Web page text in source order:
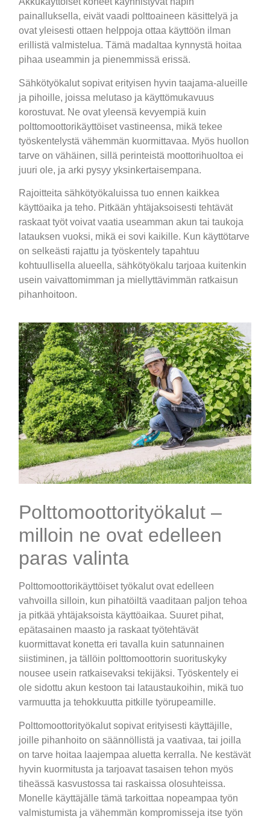
painalluksella, eivät vaadi polttoaineen käsittelyä ja
ovat yleisesti ottaen helppoja ottaa käyttöön ilman
erillistä valmistelua. Tämä madaltaa kynnystä hoitaa
pihaa useammin ja pienemmissä erissä.
Sähkötyökalut sopivat erityisen hyvin taajama-alueille
ja pihoille, joissa melutaso ja käyttömukavuus
korostuvat. Ne ovat yleensä kevyempiä kuin
polttomoottorikäyttöiset vastineensa, mikä tekee
työskentelystä vähemmän kuormittavaa. Myös huollon
tarve on vähäinen, sillä perinteistä moottorihuoltoa ei
juuri ole, ja arki pysyy yksinkertaisempana.
Rajoitteita sähkötyökaluissa tuo ennen kaikkea
käyttöaika ja teho. Pitkään yhtäjaksoisesti tehtävät
raskaat työt voivat vaatia useamman akun tai taukoja
latauksen vuoksi, mikä ei sovi kaikille. Kun käyttötarve
on selkeästi rajattu ja työskentely tapahtuu
kohtuullisella alueella, sähkötyökalu tarjoaa kuitenkin
usein vaivattomimman ja miellyttävimmän ratkaisun
pihanhoitoon.
Polttomoottorityökalut –
milloin ne ovat edelleen
paras valinta
Polttomoottorikäyttöiset työkalut ovat edelleen
vahvoilla silloin, kun pihatöiltä vaaditaan paljon tehoa
ja pitkää yhtäjaksoista käyttöaikaa. Suuret pihat,
epätasainen maasto ja raskaat työtehtävät
kuormittavat konetta eri tavalla kuin satunnainen
siistiminen, ja tällöin polttomoottorin suorituskyky
nousee usein ratkaisevaksi tekijäksi. Työskentely ei
ole sidottu akun kestoon tai lataustaukoihin, mikä tuo
varmuutta ja tehokkuutta pitkille työrupeamille.
Polttomoottorityökalut sopivat erityisesti käyttäjille,
joille pihanhoito on säännöllistä ja vaativaa, tai joilla
on tarve hoitaa laajempaa aluetta kerralla. Ne kestävät
hyvin kuormitusta ja tarjoavat tasaisen tehon myös
tiheässä kasvustossa tai raskaissa olosuhteissa.
Monelle käyttäjälle tämä tarkoittaa nopeampaa työn
valmistumista ja vähemmän kompromisseja itse työn